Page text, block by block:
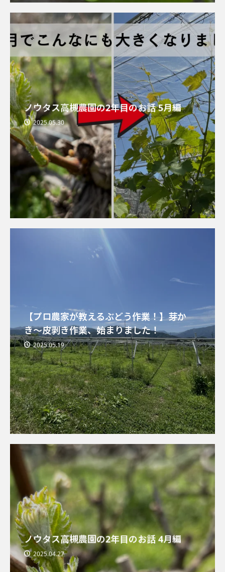
ノウタス高槻農園の2年目のお話 5月編
2025.05.30
【プロ農家が教えるぶどう作業！】芽か
き〜皮剥き作業、始まりました！
2025.05.19
ノウタス高槻農園の2年目のお話 4月編
2025.04.27